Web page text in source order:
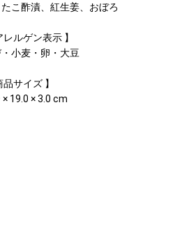
こ酢漬、紅生姜、おぼろ
レルゲン表示 】
小麦・卵・大豆
品サイズ 】
× 19.0 × 3.0 cm